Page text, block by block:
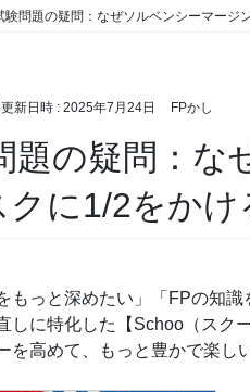
験問題の疑問：なぜソルベンシーマージ
新日時 : 2025年7月24日 FPかし
題の疑問：な
に1/2をかけ
もっと深めたい」「FPの知
しに特化した【Schoo（スク
を高めて、もっと豊かで楽し